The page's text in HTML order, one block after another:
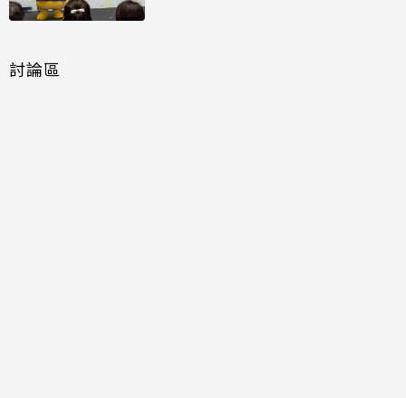
討論區